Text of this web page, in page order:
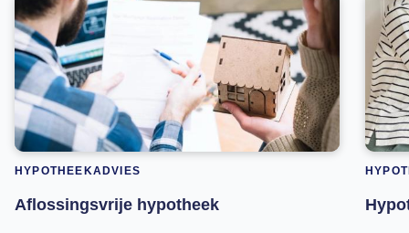
HYPOTHEEKADVIES
Aflossingsvrije hypotheek